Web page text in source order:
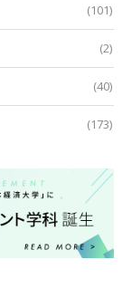
(101)
(2)
(40)
(173)